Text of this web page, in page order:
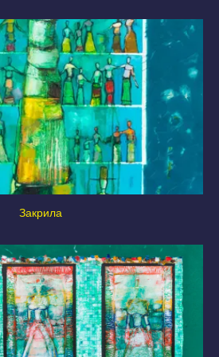
Закрила